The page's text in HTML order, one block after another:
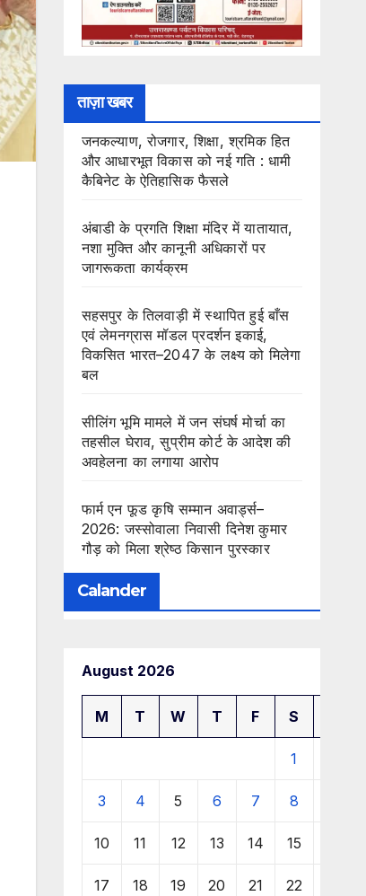
ताज़ा खबर
जनकल्याण, रोजगार, शिक्षा, श्रमिक हित
और आधारभूत विकास को नई गति : धामी
कैबिनेट के ऐतिहासिक फैसले
अंबाडी के प्रगति शिक्षा मंदिर में यातायात,
नशा मुक्ति और कानूनी अधिकारों पर
जागरूकता कार्यक्रम
सहसपुर के तिलवाड़ी में स्थापित हुई बाँस
एवं लेमनग्रास मॉडल प्रदर्शन इकाई,
विकसित भारत–2047 के लक्ष्य को मिलेगा
बल
सीलिंग भूमि मामले में जन संघर्ष मोर्चा का
तहसील घेराव, सुप्रीम कोर्ट के आदेश की
अवहेलना का लगाया आरोप
फार्म एन फूड कृषि सम्मान अवार्ड्स–
2026: जस्सोवाला निवासी दिनेश कुमार
गौड़ को मिला श्रेष्ठ किसान पुरस्कार
Calander
August 2026
M T W T F S
1
3 4 5 6 7 8
10 11 12 13 14 15
17 18 19 20 21 22